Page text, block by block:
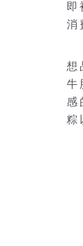
即
消
想
牛
感
粽